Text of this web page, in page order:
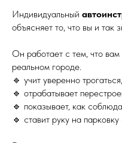
Индивидуальный
объясняет то, что вы и так
Он работает с тем, что
реальном городе.
🔹 учит уверенно трогаться,
🔹 отрабатывает
🔹 показывает, как
🔹 ставит руку на